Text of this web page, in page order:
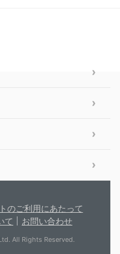
のご利用にあたって
て
お問い合わせ
All Rights Reserved.